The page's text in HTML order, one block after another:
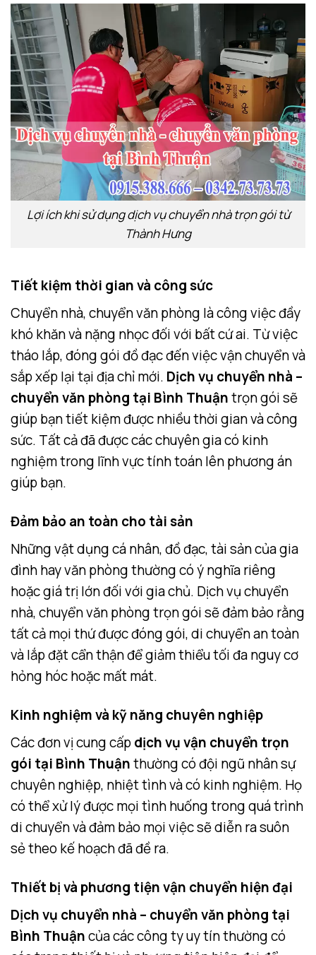
Lợi ích khi sử dụng dịch vụ chuyển nhà trọn gói từ
Thành Hưng
Tiết kiệm thời gian và công sức
Chuyển nhà, chuyển văn phòng là công việc đầy
khó khăn và nặng nhọc đối với bất cứ ai. Từ việc
tháo lắp, đóng gói đồ đạc đến việc vận chuyển và
sắp xếp lại tại địa chỉ mới. Dịch vụ chuyển nhà –
chuyển văn phòng tại Bình Thuậntrọn gói sẽ
giúp bạn tiết kiệm được nhiều thời gian và công
sức. Tất cả đã được các chuyên gia có kinh
nghiệm trong lĩnh vực tính toán lên phương án
giúp bạn.
Đảm bảo an toàn cho tài sản
Những vật dụng cá nhân, đồ đạc, tài sản của gia
đình hay văn phòng thường có ý nghĩa riêng
hoặc giá trị lớn đối với gia chủ. Dịch vụ chuyển
nhà, chuyển văn phòng trọn gói sẽ đảm bảo rằng
tất cả mọi thứ được đóng gói, di chuyển an toàn
và lắp đặt cẩn thận để giảm thiểu tối đa nguy cơ
hỏng hóc hoặc mất mát.
Kinh nghiệm và kỹ năng chuyên nghiệp
Các đơn vị cung cấpdịch vụ vận chuyển trọn
gói tại Bình Thuậnthường có đội ngũ nhân sự
chuyên nghiệp, nhiệt tình và có kinh nghiệm. Họ
có thể xử lý được mọi tình huống trong quá trình
di chuyển và đảm bảo mọi việc sẽ diễn ra suôn
sẻ theo kế hoạch đã đề ra.
Thiết bị và phương tiện vận chuyển hiện đại
Dịch vụ chuyển nhà – chuyển văn phòng tại
Bình Thuậncủa các công ty uy tín thường có